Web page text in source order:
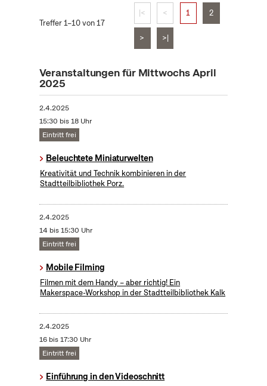
Treffer 1–10 von 17
|< < 1 2
> >|
Veranstaltungen für Mittwochs April
2025
2.4.2025
15:30 bis 18 Uhr
Eintritt frei
Beleuchtete Miniaturwelten
Kreativität und Technik kombinieren in der
Stadtteilbibliothek Porz.
2.4.2025
14 bis 15:30 Uhr
Eintritt frei
Mobile Filming
Filmen mit dem Handy – aber richtig! Ein
Makerspace-Workshop in der Stadtteilbibliothek Kalk
2.4.2025
16 bis 17:30 Uhr
Eintritt frei
Einführung in den Videoschnitt